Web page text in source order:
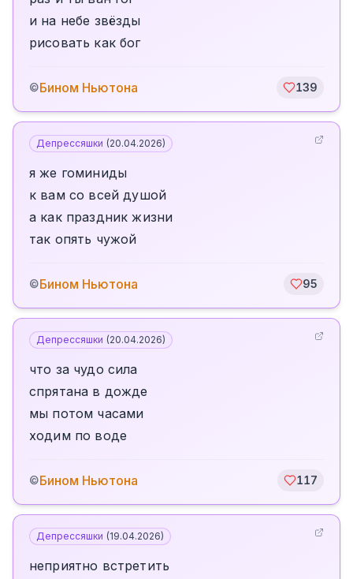
и на небе звёзды
рисовать как бог
©Бином Ньютона 139
Депрессяшки (20.04.2026)
я же гоминиды
к вам со всей душой
а как праздник жизни
так опять чужой
©Бином Ньютона 95
Депрессяшки (20.04.2026)
что за чудо сила
спрятана в дожде
мы потом часами
ходим по воде
©Бином Ньютона 117
Депрессяшки (19.04.2026)
неприятно встретить